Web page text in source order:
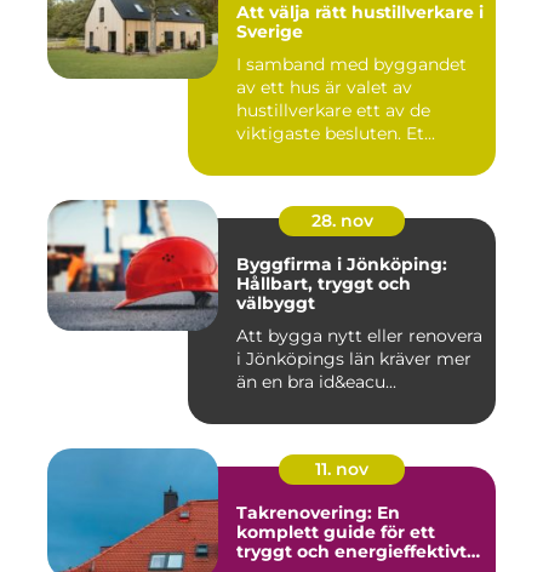
Att välja rätt hustillverkare i
Sverige
I samband med byggandet
av ett hus är valet av
hustillverkare ett av de
viktigaste besluten. Et...
28. nov
Byggfirma i Jönköping:
Hållbart, tryggt och
välbyggt
Att bygga nytt eller renovera
i Jönköpings län kräver mer
än en bra id&eacu...
11. nov
Takrenovering: En
komplett guide för ett
tryggt och energieffektivt